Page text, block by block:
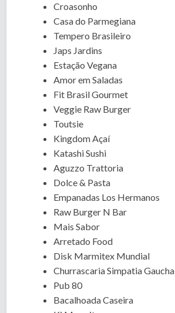
Croasonho
Casa do Parmegiana
Tempero Brasileiro
Japs Jardins
Estação Vegana
Amor em Saladas
Fit Brasil Gourmet
Veggie Raw Burger
Toutsie
Kingdom Açaí
Katashi Sushi
Aguzzo Trattoria
Dolce & Pasta
Empanadas Los Hermanos
Raw Burger N Bar
Mais Sabor
Arretado Food
Disk Marmitex Mundial
Churrascaria Simpatia Gaucha
Pub 80
Bacalhoada Caseira